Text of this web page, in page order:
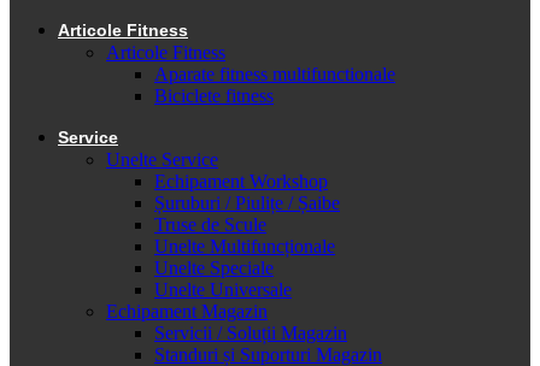
Articole Fitness
Articole Fitness
Aparate fitness multifunctionale
Biciclete fitness
Service
Unelte Service
Echipament Workshop
Șuruburi / Piulițe / Șaibe
Truse de Scule
Unelte Multifuncționale
Unelte Speciale
Unelte Universale
Echipament Magazin
Servicii / Soluții Magazin
Standuri și Suporturi Magazin